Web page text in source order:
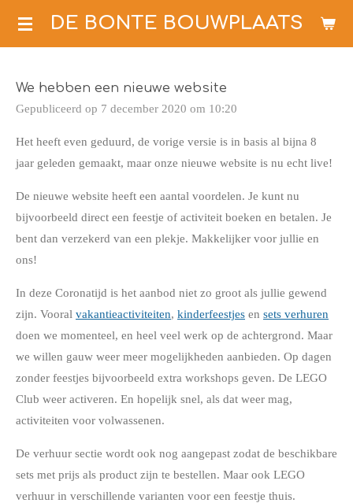
Ga
de
hoofdinhoud
DE BONTE BOUWPLAATS
We hebben een nieuwe website
Gepubliceerd op 7 december 2020 om 10:20
Het heeft even geduurd, de vorige versie is in basis al bijna 8
jaar geleden gemaakt, maar onze nieuwe website is nu echt live!
De nieuwe website heeft een aantal voordelen. Je kunt nu
bijvoorbeeld direct een feestje of activiteit boeken en betalen. Je
bent dan verzekerd van een plekje. Makkelijker voor jullie en
ons!
In deze Coronatijd is het aanbod niet zo groot als jullie gewend
zijn. Vooral vakantieactiviteiten, kinderfeestjes en sets verhuren
doen we momenteel, en heel veel werk op de achtergrond. Maar
we willen gauw weer meer mogelijkheden aanbieden. Op dagen
zonder feestjes bijvoorbeeld extra workshops geven. De LEGO
Club weer activeren. En hopelijk snel, als dat weer mag,
activiteiten voor volwassenen.
De verhuur sectie wordt ook nog aangepast zodat de beschikbare
sets met prijs als product zijn te bestellen. Maar ook LEGO
verhuur in verschillende varianten voor een feestje thuis.